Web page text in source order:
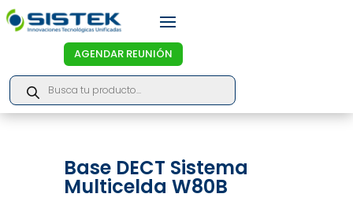
AGENDAR REUNIÓN
Products
search
Base DECT Sistema
Multicelda W80B